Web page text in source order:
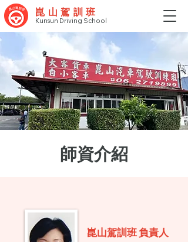
崑山駕訓班
Kunsun Driving School
師資介紹
​崑山駕訓班 負責人